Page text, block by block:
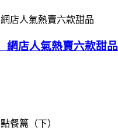
網店人氣熱賣六款甜品